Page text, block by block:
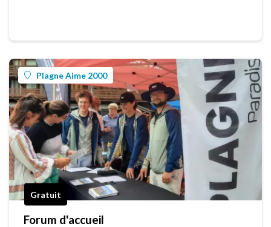
Plagne Aime 2000
Gratuit
Forum d'accueil